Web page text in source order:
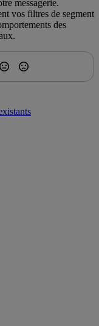
messagerie.
vos filtres de segment
des